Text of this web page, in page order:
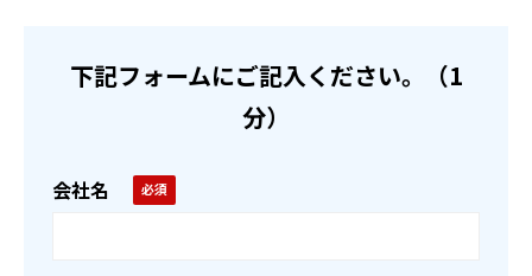
下記フォームにご記入ください。（1
分）
会社名